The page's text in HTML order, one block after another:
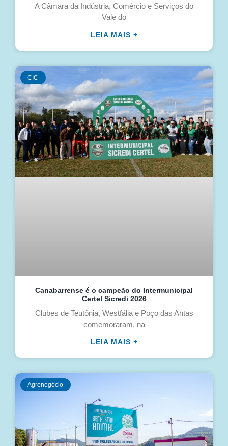
A Câmara da Indústria, Comércio e Serviços do
Vale do
LEIA MAIS +
CIC
Canabarrense é o campeão do Intermunicipal
Certel Sicredi 2026
Clubes de Teutônia, Westfália e Poço das Antas
comemoraram, na
LEIA MAIS +
Agronegócio